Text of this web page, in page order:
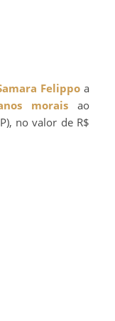
Felippo a
morais ao
no valor de R$